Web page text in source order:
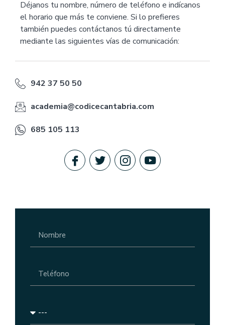
Déjanos tu nombre, número de teléfono e indícanos
el horario que más te conviene. Si lo prefieres
también puedes contáctanos tú directamente
mediante las siguientes vías de comunicación:
942 37 50 50
academia@codicecantabria.com
685 105 113